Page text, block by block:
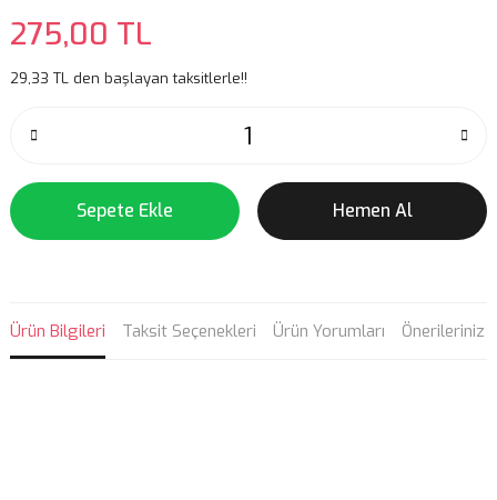
275,00 TL
29,33 TL den başlayan taksitlerle!!
Sepete Ekle Hemen Al
Ürün Bilgileri Taksit Seçenekleri Ürün Yorumları Önerileriniz